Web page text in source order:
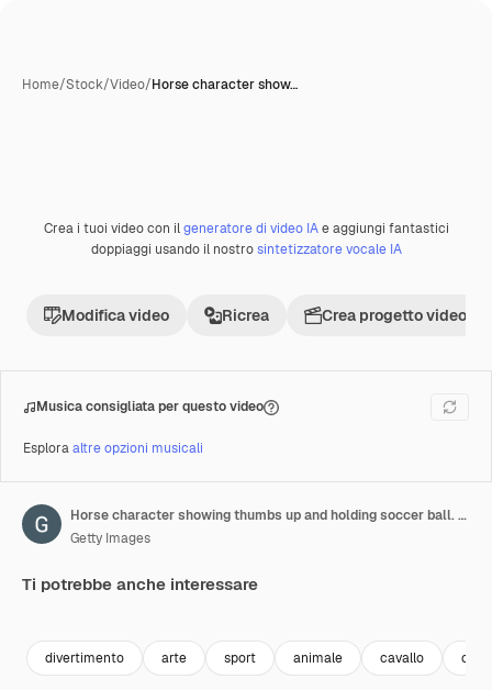
Home/Stock/Video/Horse character show…
Premium
Crea i tuoi video con ilgeneratore di video IAe aggiungi fantastici
doppiaggi usando il nostrosintetizzatore vocale IA
Modifica video Ricrea Crea progetto video
Musica consigliata per questo video
Esploraaltre opzioni musicali
Horse character showing thumbs up and holding soccer ball. Frame by frame animation. Alpha channel
Getty Images
Ti potrebbe anche interessare
divertimento arte sport animale cavallo